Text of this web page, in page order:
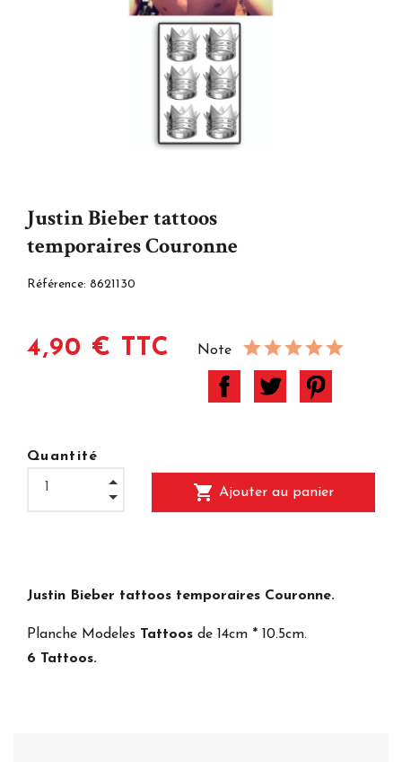
Justin Bieber tattoos
temporaires Couronne
Référence: 8621130
4,90 € TTC Note
Quantité
shopping_cart Ajouter au panier
Justin Bieber tattoos temporaires Couronne.
Planche Modeles Tattoos de 14cm * 10.5cm.
6 Tattoos.